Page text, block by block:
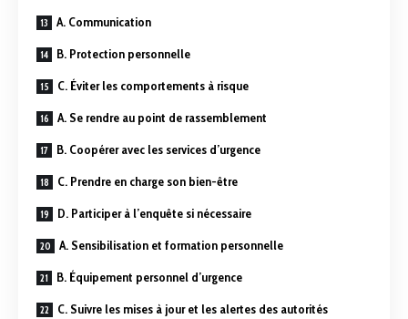
A. Communication
B. Protection personnelle
C. Éviter les comportements à risque
A. Se rendre au point de rassemblement
B. Coopérer avec les services d’urgence
C. Prendre en charge son bien-être
D. Participer à l’enquête si nécessaire
A. Sensibilisation et formation personnelle
B. Équipement personnel d’urgence
C. Suivre les mises à jour et les alertes des autorités